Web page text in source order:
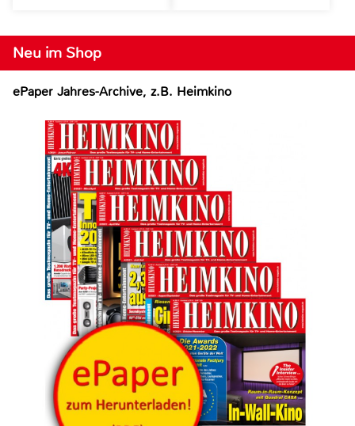
Neu im Shop
ePaper Jahres-Archive, z.B. Heimkino